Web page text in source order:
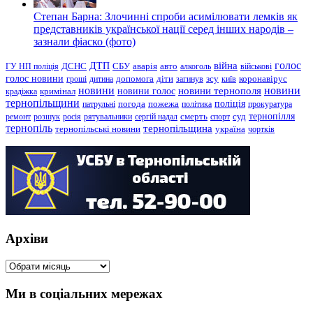
Степан Барна: Злочинні спроби асимілювати лемків як
представників української нації серед інших народів –
зазнали фіаско (фото)
ГУ НП поліція ДСНС ДТП СБУ аварія авто алкоголь війна військові голос
голос новини гроші дитина допомога діти загинув зсу київ коронавірус
крадіжка кримінал новини новини голос новини тернополя новини
тернопільщини патрульні погода пожежа політика поліція прокуратура
ремонт розшук росія рятувальники сергій надал смерть спорт суд тернопілля
тернопіль тернопільські новини тернопільщина україна чортків
Архіви
Архіви
Ми в соціальних мережах